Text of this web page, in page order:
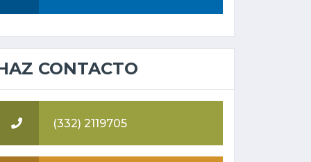
CONTACTO
(332) 2119705